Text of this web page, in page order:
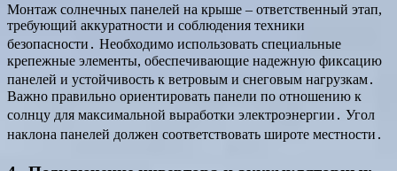
Монтаж солнечных панелей на крыше – ответственный этап,
требующий аккуратности и соблюдения техники
безопасности․ Необходимо использовать специальные
крепежные элементы, обеспечивающие надежную фиксацию
панелей и устойчивость к ветровым и снеговым нагрузкам․
Важно правильно ориентировать панели по отношению к
солнцу для максимальной выработки электроэнергии․ Угол
наклона панелей должен соответствовать широте местности․